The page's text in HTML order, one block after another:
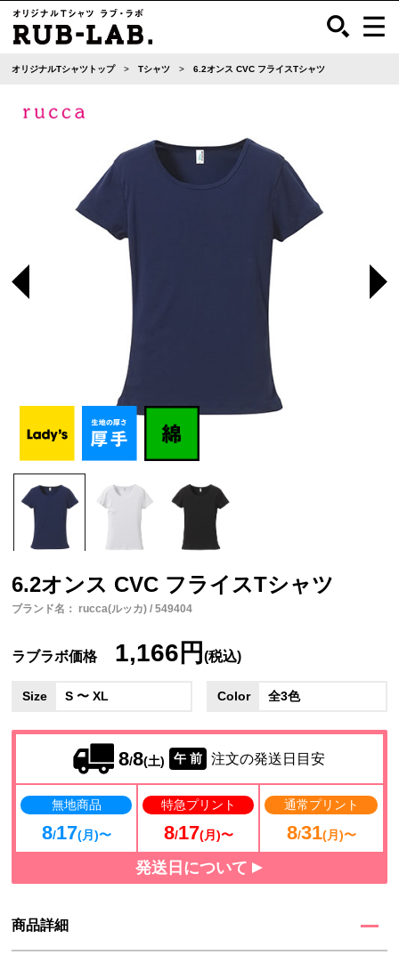
オリジナルTシャツトップ Tシャツ 6.2オンス CVC フライスTシャツ
6.2オンス CVC フライスTシャツ
ブランド名： rucca(ルッカ) / 549404
ラブラボ価格 1,166円(税込)
Size S 〜 XL Color 全3色
8/8(土) 午 前 注文の発送日目安
無地商品
8/17(月)〜
特急プリント
8/17(月)〜
通常プリント
8/31(月)〜
発送日について
商品詳細